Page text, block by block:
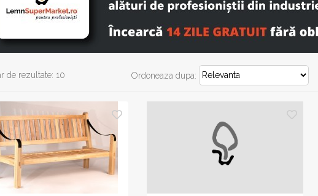
de rezultate: 10 Ordoneaza dupa: